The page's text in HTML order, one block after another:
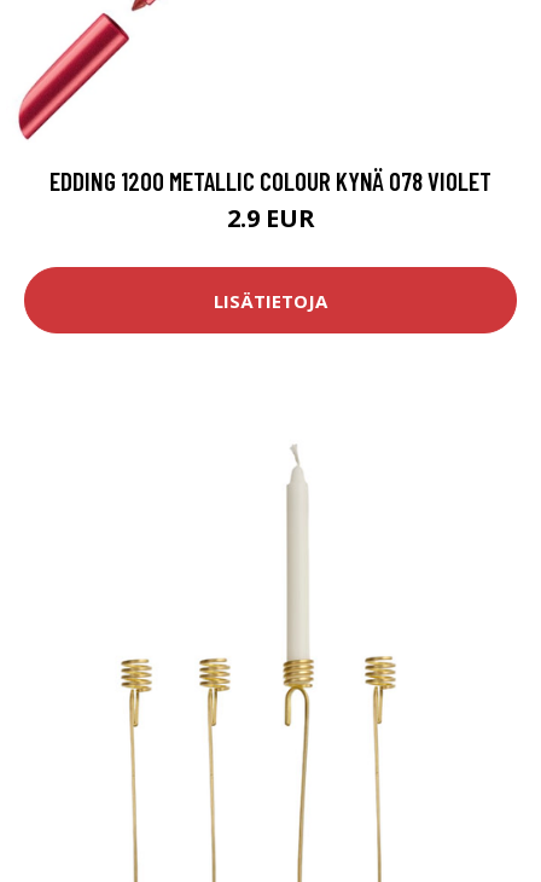
EDDING 1200 METALLIC COLOUR KYNÄ 078 VIOLET
2.9 EUR
LISÄTIETOJA